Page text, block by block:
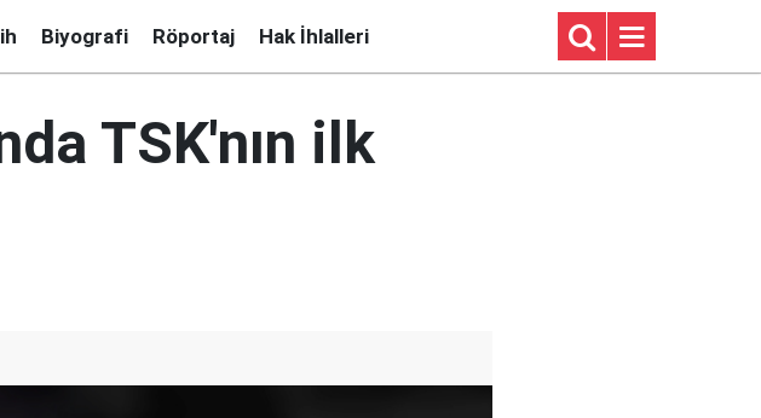
Biyografi Röportaj Hak İhlalleri
TSK'nın ilk